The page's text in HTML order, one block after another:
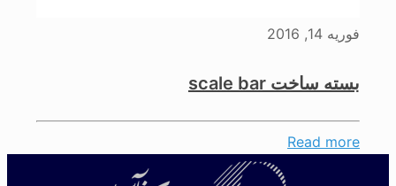
فوریه 14, 2016
بسته ساخت scale bar
Read more